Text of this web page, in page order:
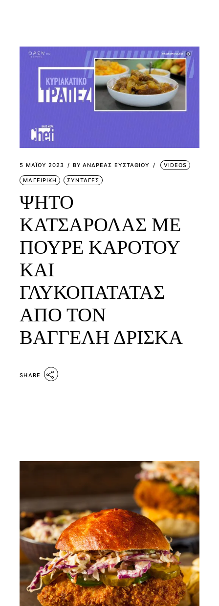
5 ΜΑΪ́ΟΥ 2023 BY ΑΝΔΡΕΑΣ ΕΥΣΤΑΘΙΟΥ VIDEOS
ΜΑΓΕΙΡΙΚΗ ΣΥΝΤΑΓΕΣ
ΨΗΤΟ
ΚΑΤΣΑΡΟΛΑΣ ΜΕ
ΠΟΥΡΕ ΚΑΡΟΤΟΥ
ΚΑΙ
ΓΛΥΚΟΠΑΤΑΤΑΣ
ΑΠΟ ΤΟΝ
ΒΑΓΓΕΛΗ ΔΡΙΣΚΑ
SHARE